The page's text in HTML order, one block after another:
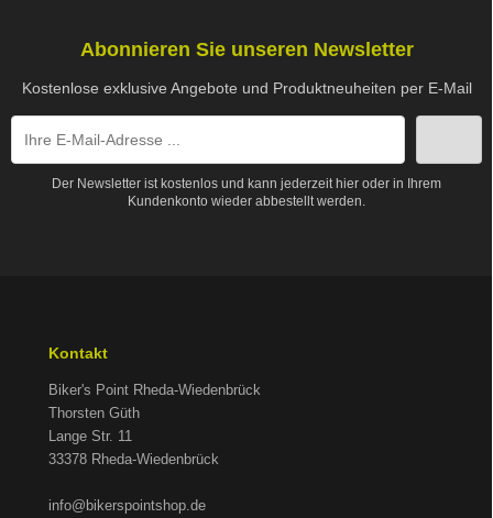
Abonnieren Sie unseren Newsletter
Kostenlose exklusive Angebote und Produktneuheiten per E-Mail
Der Newsletter ist kostenlos und kann jederzeit hier oder in Ihrem
Kundenkonto wieder abbestellt werden.
Kontakt
Biker's Point Rheda-Wiedenbrück
Thorsten Güth
Lange Str. 11
33378 Rheda-Wiedenbrück
info@bikerspointshop.de